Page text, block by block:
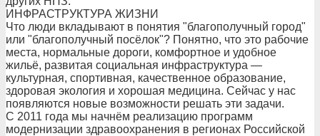
ИНФРАСТРУКТУРА ЖИЗНИ
Что люди вкладывают в понятия "благополучный город"
или "благополучный посёлок"? Понятно, что это рабочие
места, нормальные дороги, комфортное и удобное
жильё, развитая социальная инфраструктура —
культурная, спортивная, качественное образование,
здоровая экология и хорошая медицина. Сейчас у нас
появляются новые возможности решать эти задачи.
С 2011 года мы начнём реализацию программ
модернизации здравоохранения в регионах Российской